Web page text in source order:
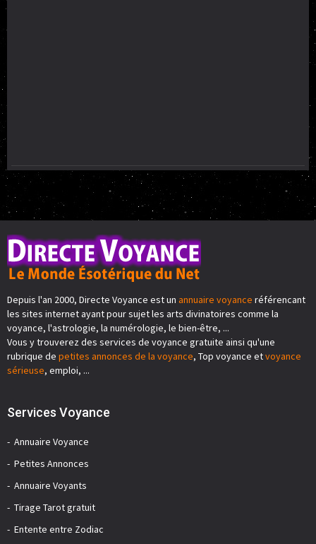
Depuis l'an 2000, Directe Voyance est un annuaire voyance référencant
les sites internet ayant pour sujet les arts divinatoires comme la
voyance, l'astrologie, la numérologie, le bien-être, ...
Vous y trouverez des services de voyance gratuite ainsi qu'une
rubrique de petites annonces de la voyance, Top voyance etvoyance
sérieuse, emploi, ...
Services Voyance
Annuaire Voyance
Petites Annonces
Annuaire Voyants
Tirage Tarot gratuit
Entente entre Zodiac